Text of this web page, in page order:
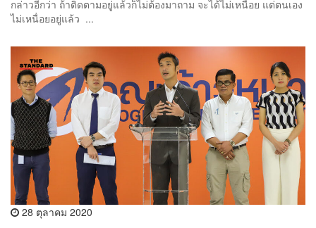
กล่าวอีกว่า ถ้าติดตามอยู่แล้วก็ไม่ต้องมาถาม จะได้ไม่เหนื่อย แต่ตนเอง
ไม่เหนื่อยอยู่แล้ว ...
28 ตุลาคม 2020